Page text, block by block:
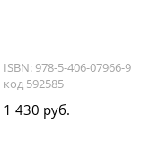
ISBN: 978-5-406-07966-9
код 592585
1 430 руб.